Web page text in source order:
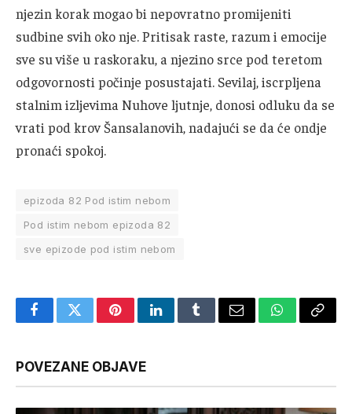
njezin korak mogao bi nepovratno promijeniti
sudbine svih oko nje. Pritisak raste, razum i emocije
sve su više u raskoraku, a njezino srce pod teretom
odgovornosti počinje posustajati. Sevilaj, iscrpljena
stalnim izljevima Nuhove ljutnje, donosi odluku da se
vrati pod krov Šansalanovih, nadajući se da će ondje
pronaći spokoj.
epizoda 82 Pod istim nebom
Pod istim nebom epizoda 82
sve epizode pod istim nebom
FacebookTwitterPinterestLinkedInTumblrEmail WhatsApp
Copy
POVEZANE OBJAVE